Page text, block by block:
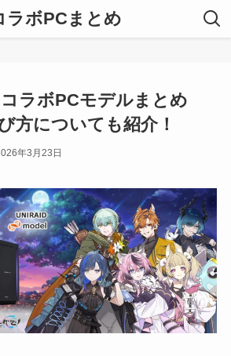
ラボPCまとめ
ラボPCモデルまとめ
方についても紹介！
年3月23日